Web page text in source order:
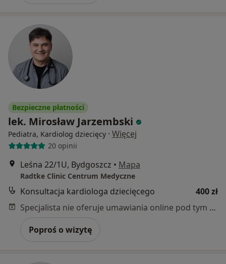
Bezpieczne płatności
lek. Mirosław Jarzembski
Pediatra, Kardiolog dziecięcy · Więcej
20 opinii
Leśna 22/1U, Bydgoszcz • Mapa
Radtke Clinic Centrum Medyczne
Konsultacja kardiologa dziecięcego
400 zł
Specjalista nie oferuje umawiania online pod tym adresem.
Poproś o wizytę